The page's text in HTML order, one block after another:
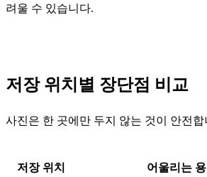
려울 수 있습니다.
저장 위치별 장단점 비교
사진은 한 곳에만 두지 않는 것이 안전
저장 위치 어울리는